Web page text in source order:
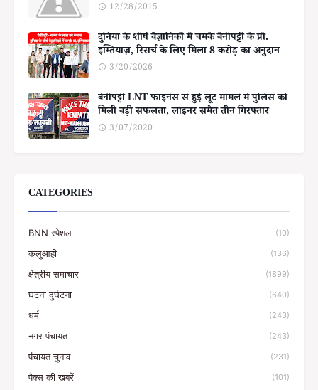
12/28/2015
दुनिया के शीर्ष वैज्ञानिकों में चमके बेनीपट्टी के प्रो.
इम्तियाज़, रिसर्च के लिए मिला 8 करोड़ का अनुदान
3/20/2026
बेनीपट्टी LNT फाइनेंस से हुई लूट मामले में पुलिस को
मिली बड़ी सफलता, लाइनर समेत तीन गिरफ्तार
3/07/2020
CATEGORIES
BNN स्पेशल (10)
कलुआही (136)
क्षेत्रीय समाचार (1899)
घटना दुर्घटना (640)
धर्म (243)
नगर पंचायत (243)
पंचायत चुनाव (231)
पैक्स की खबरें (101)